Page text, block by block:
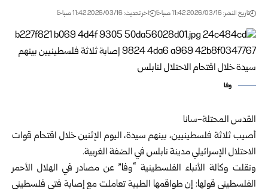
تاريخ النشر: 2026/03/16 11:42 صباحًا اخر تحديث: 2026/03/16 11:42 صباحًا
وفا
القدس المحتلة-سانا
أصيب ثلاثة فلسطينيين، بينهم سيدة، اليوم الإثنين خلال اقتحام قوات
الاحتلال الإسرائيلي مدينة نابلس في الضفة الغربية.
ونقلت وكالة الأنباء الفلسطينية “وفا” عن مصادر في الهلال الأحمر
الفلسطيني قولها: إن طواقمها الطبية تعاملت مع إصابة فتى فلسطيني